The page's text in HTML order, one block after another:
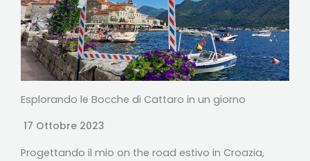
Esplorando le Bocche di Cattaro in un giorno
17 Ottobre 2023
Progettando il mio on the road estivo in Croazia,